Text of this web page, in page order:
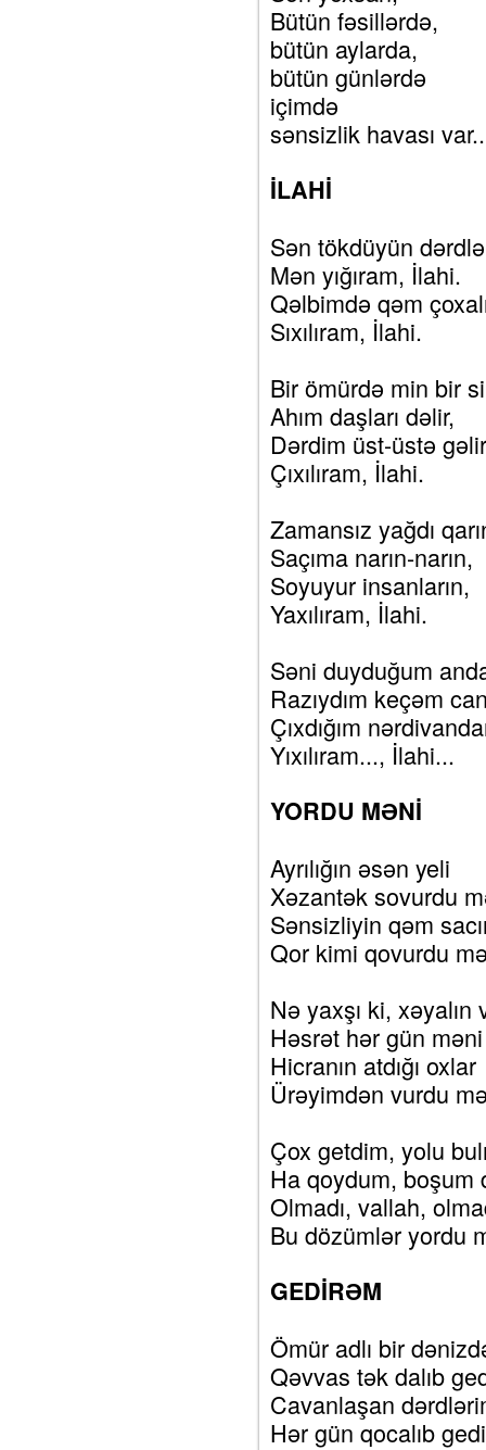
Bütün fəsillərdə,
bütün aylarda,
bütün günlərdə
içimdə
sənsizlik havası
İLAHİ
Sən tökdüyün
Mən yığıram, İlahi.
Qəlbimdə qəm
Sıxılıram, İlahi.
Bir ömürdə min bir
Ahım daşları dəlir,
Dərdim üst-üstə
Çıxılıram, İlahi.
Zamansız yağdı
Saçıma narın-narın,
Soyuyur insanların,
Yaxılıram, İlahi.
Səni duyduğum
Razıydım keçəm
Çıxdığım
Yıxılıram..., İlahi...
YORDU MƏNİ
Ayrılığın əsən yeli
Xəzantək sovurdu
Sənsizliyin qəm
Qor kimi qovurdu
Nə yaxşı ki, xəyalın
Həsrət hər gün
Hicranın atdığı oxlar
Ürəyimdən vurdu
Çox getdim, yolu
Ha qoydum, boşum
Olmadı, vallah,
Bu dözümlər yordu
GEDİRƏM
Ömür adlı bir
Qəvvas tək dalıb
Cavanlaşan
Hər gün qocalıb